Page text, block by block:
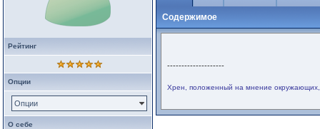
Рейтинг
Опции
Опции
О себе
Содержимое
--------------------
Хрен, положенный на мнение окружающих,